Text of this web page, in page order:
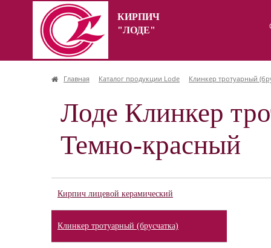
КИРПИЧ
"ЛОДЕ"
Главная Каталог продукции Lode Клинкер тротуарный
Лоде Клинкер
Темно-красный
Кирпич лицевой керамический
Клинкер тротуарный (брусчатка)